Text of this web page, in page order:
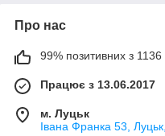
Про нас
99% позитивних з 1136
Працює з 13.06.2017
м. Луцьк
Івана Франка 53,